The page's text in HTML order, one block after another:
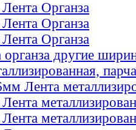
Органза
Органза
Органза
органза другие
парча
Лента